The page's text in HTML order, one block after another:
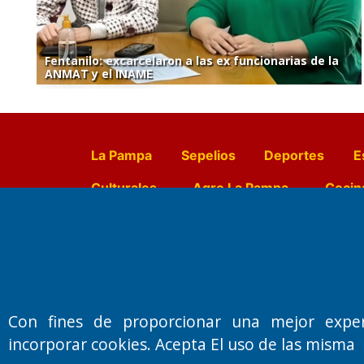
Fentanilo: excarcelaron a las ex funcionarias de la
ANMAT y el INAME
La Pampa Sepelios Deportes
Culturales
Agro La Pampa
Fundado por el
Doctor Antonio
Primera edición: Domingo 3 de
Miembro de ADIRA,ADEPA y CPPAL
Con fines de proporcionar una mejor
incorporar cookies. Acepta El uso de las misma